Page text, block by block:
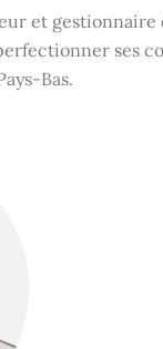
et gestionnaire
ses
Bas.